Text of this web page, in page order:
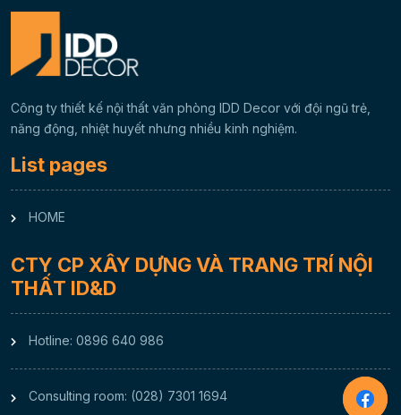
Office Interior Design for the
Advertising and Media
High-Tech Office Interior
Công ty thiết kế nội thất văn phòng IDD Decor với đội ngũ trẻ,
năng động, nhiệt huyết nhưng nhiều kinh nghiệm.
List pages
HOME
CTY CP XÂY DỰNG VÀ TRANG TRÍ NỘI
THẤT ID&D
Hotline: 0896 640 986
Consulting room: (028) 7301 1694